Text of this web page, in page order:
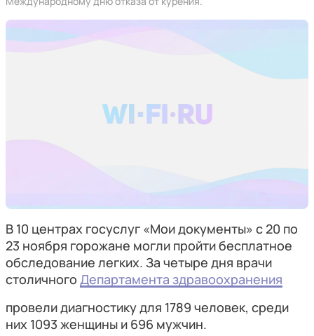
В 10 центрах госуслуг «Мои документы» с 20 по
23 ноября горожане могли пройти бесплатное
обследование легких. За четыре дня врачи
столичного Департамента здравоохранения
провели диагностику для 1789 человек, среди
них 1093 женщины и 696 мужчин.